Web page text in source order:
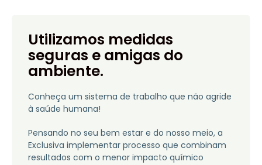
Utilizamos medidas
seguras e amigas do
ambiente.​
Conheça um sistema de trabalho que não agride
à saúde humana!
Pensando no seu bem estar e do nosso meio, a
Exclusiva implementar processo que combinam
resultados com o menor impacto químico